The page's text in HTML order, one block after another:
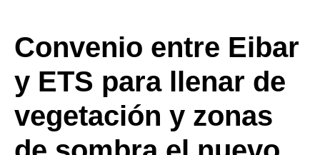
Convenio entre Eibar
y ETS para llenar de
vegetación y zonas